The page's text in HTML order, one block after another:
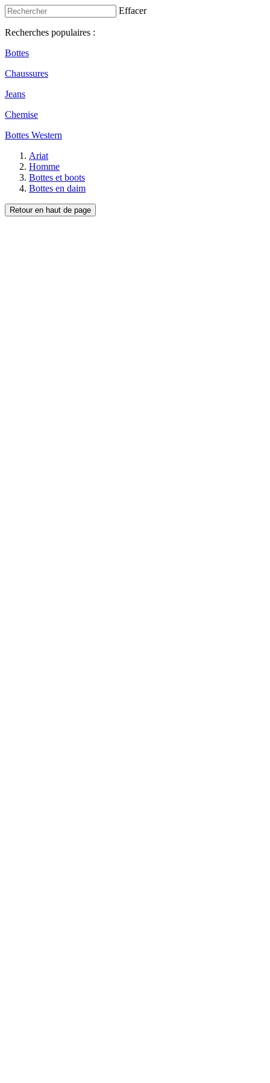
Effacer
Recherches populaires :
Bottes
Chaussures
Jeans
Chemise
Bottes Western
Ariat
Homme
Bottes et boots
Bottes en daim
Retour en haut de page